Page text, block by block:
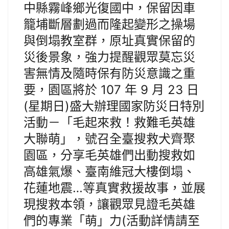
中縣霧峰鄉光復國中，保留因車
籠埔斷層劃過而隆起變形之操場
與倒塌教室群，原址真實保留的
災後景象，強力提醒觀眾莫忘災
害無情及隨時保有防災意識之重
要，園區將於 107 年 9 月 23 日
(星期日)盛大辦理國家防災日特別
活動－「毛起來救！救難毛英雄
大聯萌」，號召全臺搜救犬齊聚
園區，分享毛英雄們出動搜救如
高雄氣爆、臺南維冠大樓倒塌、
花蓮地震…等真實救援故事，並展
現搜救本領，讓觀眾見證毛英雄
們的專業「萌」力(活動詳情請至